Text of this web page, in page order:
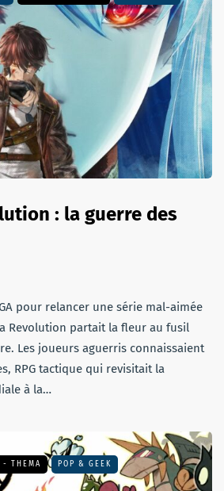
: la guerre des
pour relancer une série mal-aimée
Revolution partait la fleur au fusil
Les joueurs aguerris connaissaient
RPG tactique qui revisitait la
à la…
- THEMA POP & GEEK